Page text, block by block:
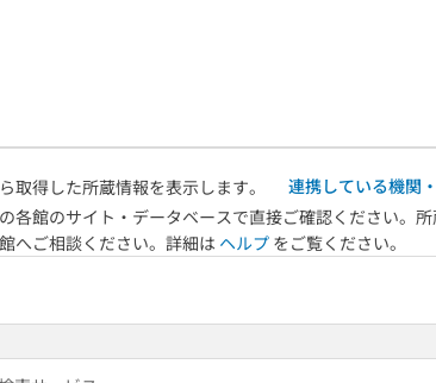
得した所蔵情報を表示します。
連携している機関
各館のサイト・データベースで直接ご確認ください。
へご相談ください。詳細は ヘルプ をご覧ください。